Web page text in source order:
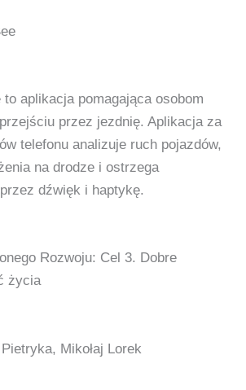
to aplikacja pomagająca osobom
przez jezdnię. Aplikacja za
telefonu analizuje ruch pojazdów,
na drodze i ostrzega
dźwięk i haptykę.
Rozwoju: Cel 3. Dobre
życia
Mikołaj Lorek